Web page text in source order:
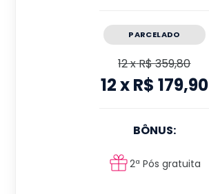
PARCELADO
12xR$ 359,80
12xR$ 179,90
BÔNUS:
2ª Pós gratuita